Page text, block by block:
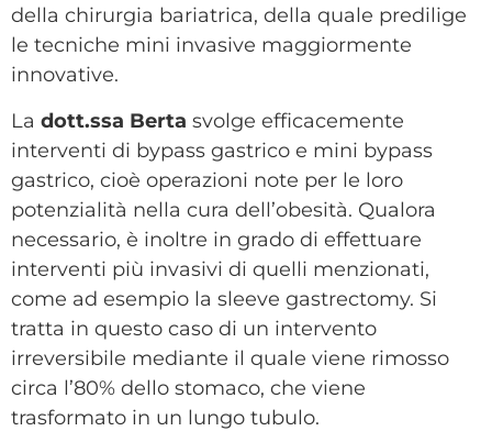
della chirurgia bariatrica, della quale predilige
le tecniche mini invasive maggiormente
innovative.
La dott.ssa Berta svolge efficacemente
interventi di bypass gastrico e mini bypass
gastrico, cioè operazioni note per le loro
potenzialità nella cura dell’obesità. Qualora
necessario, è inoltre in grado di effettuare
interventi più invasivi di quelli menzionati,
come ad esempio la sleeve gastrectomy. Si
tratta in questo caso di un intervento
irreversibile mediante il quale viene rimosso
circa l’80% dello stomaco, che viene
trasformato in un lungo tubulo.